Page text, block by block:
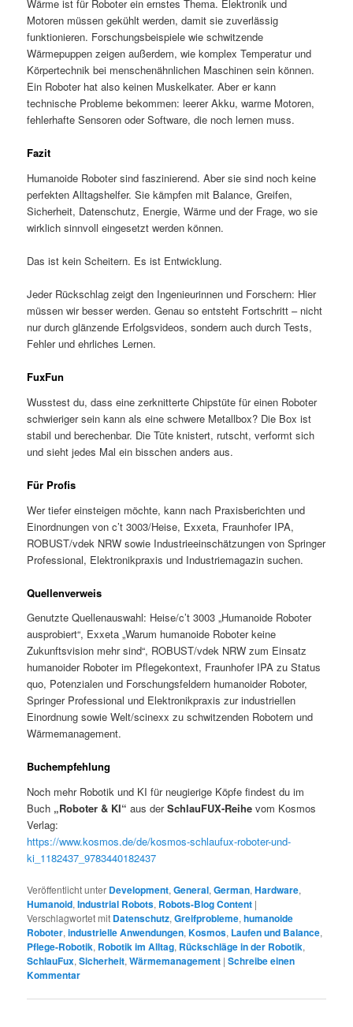
Wärme ist für Roboter ein ernstes Thema. Elektronik und
Motoren müssen gekühlt werden, damit sie zuverlässig
funktionieren. Forschungsbeispiele wie schwitzende
Wärmepuppen zeigen außerdem, wie komplex Temperatur und
Körpertechnik bei menschenähnlichen Maschinen sein können.
Ein Roboter hat also keinen Muskelkater. Aber er kann
technische Probleme bekommen: leerer Akku, warme Motoren,
fehlerhafte Sensoren oder Software, die noch lernen muss.
Fazit
Humanoide Roboter sind faszinierend. Aber sie sind noch keine
perfekten Alltagshelfer. Sie kämpfen mit Balance, Greifen,
Sicherheit, Datenschutz, Energie, Wärme und der Frage, wo sie
wirklich sinnvoll eingesetzt werden können.
Das ist kein Scheitern. Es ist Entwicklung.
Jeder Rückschlag zeigt den Ingenieurinnen und Forschern: Hier
müssen wir besser werden. Genau so entsteht Fortschritt – nicht
nur durch glänzende Erfolgsvideos, sondern auch durch Tests,
Fehler und ehrliches Lernen.
FuxFun
Wusstest du, dass eine zerknitterte Chipstüte für einen Roboter
schwieriger sein kann als eine schwere Metallbox? Die Box ist
stabil und berechenbar. Die Tüte knistert, rutscht, verformt sich
und sieht jedes Mal ein bisschen anders aus.
Für Profis
Wer tiefer einsteigen möchte, kann nach Praxisberichten und
Einordnungen von c’t 3003/Heise, Exxeta, Fraunhofer IPA,
ROBUST/vdek NRW sowie Industrieeinschätzungen von Springer
Professional, Elektronikpraxis und Industriemagazin suchen.
Quellenverweis
Genutzte Quellenauswahl: Heise/c’t 3003 „Humanoide Roboter
ausprobiert“, Exxeta „Warum humanoide Roboter keine
Zukunftsvision mehr sind“, ROBUST/vdek NRW zum Einsatz
humanoider Roboter im Pflegekontext, Fraunhofer IPA zu Status
quo, Potenzialen und Forschungsfeldern humanoider Roboter,
Springer Professional und Elektronikpraxis zur industriellen
Einordnung sowie Welt/scinexx zu schwitzenden Robotern und
Wärmemanagement.
Buchempfehlung
Noch mehr Robotik und KI für neugierige Köpfe findest du im
Buch „Roboter & KI“ aus derSchlauFUX-Reihe vom Kosmos
Verlag:
https://www.kosmos.de/de/kosmos-schlaufux-roboter-und-
ki_1182437_9783440182437
Veröffentlicht unter Development,General,German,Hardware,
Humanoid,Industrial Robots, Robots-Blog Content |
Verschlagwortet mit Datenschutz,Greifprobleme,humanoide
Roboter,industrielle Anwendungen,Kosmos, Laufen und Balance,
Pflege-Robotik, Robotik im Alltag, Rückschläge in der Robotik,
SchlauFux,Sicherheit,Wärmemanagement |Schreibe einen
Kommentar